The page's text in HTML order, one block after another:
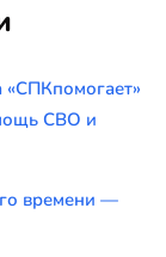
СВО и
времени —